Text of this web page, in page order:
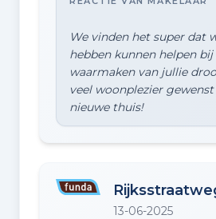
zee en eerlijk. Dit werkt erg
We vinden het super dat
hebben kunnen helpen
waarmaken van jullie
veel woonplezier
13-06-2025